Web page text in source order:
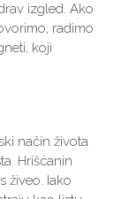
izgled. Ako
radimo
koji
način života
Hrišćanin
živeo. Iako